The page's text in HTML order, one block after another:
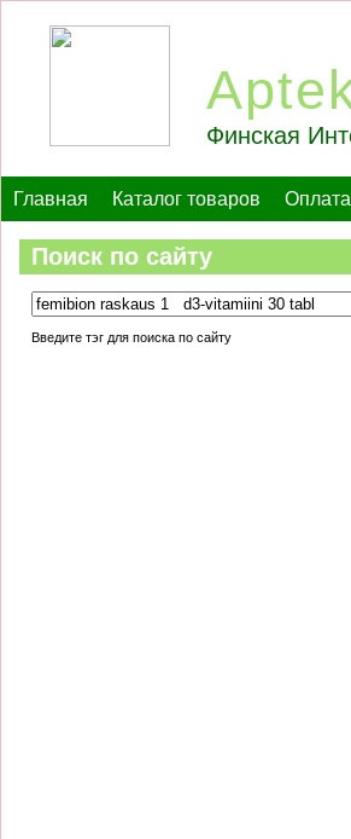
Финская
Главная Каталог товаров Оплата
Поиск по сайту
Введите тэг для поиска по сайту